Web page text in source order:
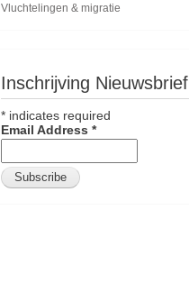
Vluchtelingen & migratie
Inschrijving Nieuwsbrief
* indicates required
Email Address *